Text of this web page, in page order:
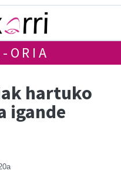
ORIA
hartuko
igande